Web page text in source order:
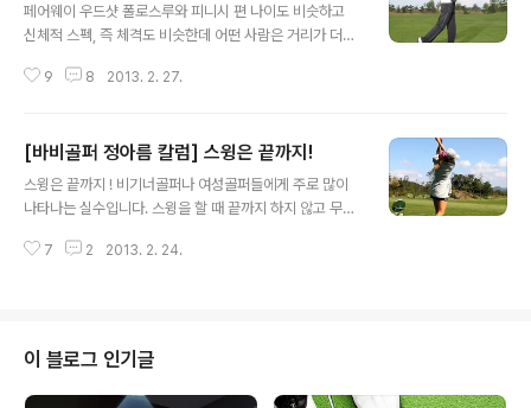
페어웨이 우드샷 폴로스루와 피니시 편 나이도 비슷하고
신체적 스펙, 즉 체격도 비슷한데 어떤 사람은 거리가 더나
보고 있습니다. 왜 일까요? 힘이 좋아서? 운동신경(감각능
하지만 꼭 힘과 스피드만으로 거리의 한계를 말 할 수는 없
습니다. 거리를 내는 요소에도 플러스알파는 존재하기 때
문입니다. 거리를 내는 플러스알파는 다름 아닌 폴로스루
져갈 때 아마추어와 프로의 모습을 보면 아주 쉽게 구분을
9 8 2013. 2. 27.
[바비골퍼 정아름 칼럼] 스윙은 끝까지!
스윙은 끝까지 ! 비기너골퍼나 여성골퍼들에게 주로 많이
나타나는 실수입니다. 스윙을 할 때 끝까지 하지 않고 무의
해도 스윙을 끝까지 마무리짓는 것과 그냥 흐지부지 얼렁
을 범했을 때에 결과는 더 참담해 질 수 있어요. - 나~ 이런
사람이야~ 스윙을 끝까지 하지 않는 골퍼들- 1. 스윙을 끝
까지 하지 않는 습관이 늘 불만이다. 2. 자신도 잘 모르게
7 2 2013. 2. 24.
이 블로그 인기글